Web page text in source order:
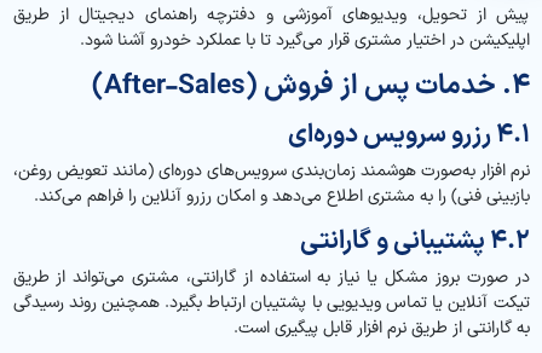
پیش از تحویل، ویدیوهای آموزشی و دفترچه راهنمای دیجیتال از طریق
اپلیکیشن در اختیار مشتری قرار می‌گیرد تا با عملکرد خودرو آشنا شود.
۴. خدمات پس از فروش (After-Sales)
۴.۱ رزرو سرویس دوره‌ای
نرم افزار به‌صورت هوشمند زمان‌بندی سرویس‌های دوره‌ای (مانند تعویض روغن،
بازبینی فنی) را به مشتری اطلاع می‌دهد و امکان رزرو آنلاین را فراهم می‌کند.
۴.۲ پشتیبانی و گارانتی
در صورت بروز مشکل یا نیاز به استفاده از گارانتی، مشتری می‌تواند از طریق
تیکت آنلاین یا تماس ویدیویی با پشتیبان ارتباط بگیرد. همچنین روند رسیدگی
به گارانتی از طریق نرم افزار قابل پیگیری است.